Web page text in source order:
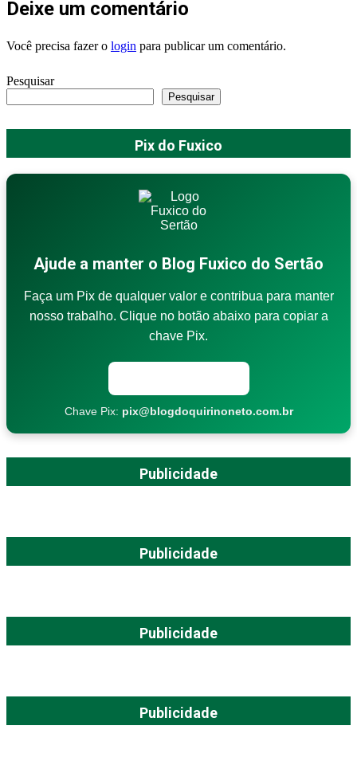
Deixe um comentário
Você precisa fazer o login para publicar um comentário.
Pesquisar
Pesquisar
Pix do Fuxico
Ajude a manter o Blog Fuxico do Sertão
Faça um Pix de qualquer valor e contribua para manter
nosso trabalho. Clique no botão abaixo para copiar a
chave Pix.
Chave Pix: pix@blogdoquirinoneto.com.br
Publicidade
Publicidade
Publicidade
Publicidade